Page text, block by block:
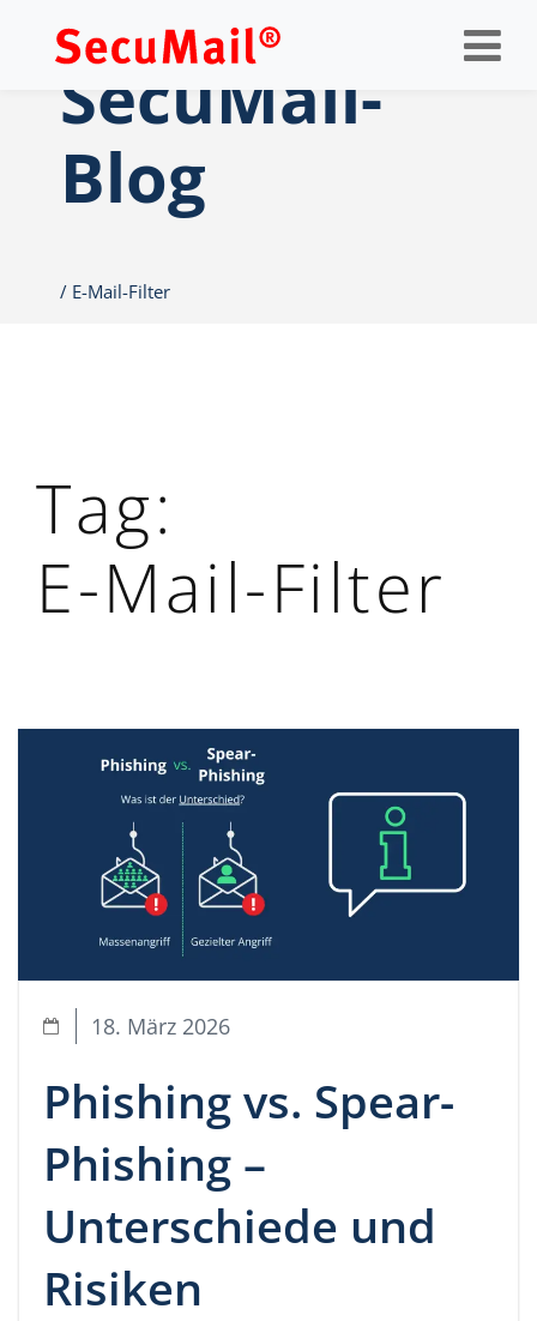
SecuMail-
Blog
E-Mail-Filter
Tag:
E-Mail-Filter
18. März 2026
Phishing vs. Spear-
Phishing –
Unterschiede und
Risiken